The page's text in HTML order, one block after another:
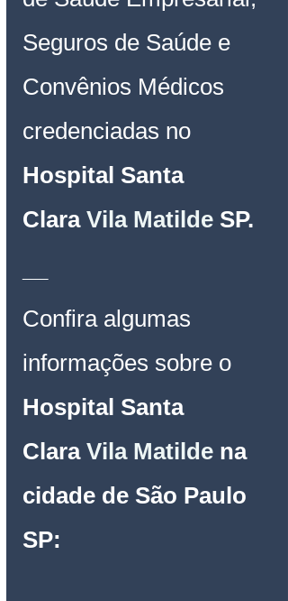
Seguros de Saúde e
Convênios Médicos
credenciadas no
Hospital Santa
Clara Vila Matilde SP.
Confira algumas
informações sobre o
Hospital Santa
Clara Vila Matilde na
cidade de São Paulo
SP: